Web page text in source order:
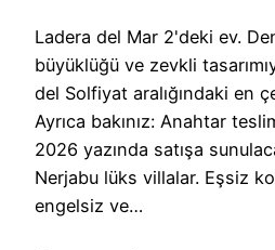
Ladera del Mar 2'deki ev.
büyüklüğü ve zevkli
del Solfiyat aralığındaki en
Ayrıca bakınız: Anahtar
2026 yazında satışa
Nerjabu lüks villalar. Eşsiz
engelsiz ve…